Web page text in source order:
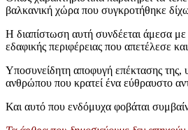
βαλκανική χώρα που συγκροτήθηκε
Η διαπίστωση αυτή συνδέεται άμεσα με
εδαφικής περιφέρειας που απετέλεσε
Υποσυνείδητη αποφυγή επέκτασης της,
ανθρώπου που κρατεί ένα εύθραυστο
Και αυτό που ενδόμυχα φοβάται